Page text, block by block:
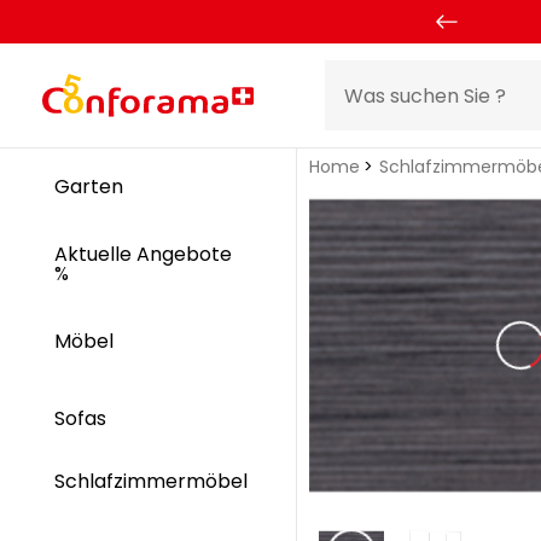
Garten
Aktuelle Angebote
%
Möbel
Sofas
Schlafzimmermöbel
Home